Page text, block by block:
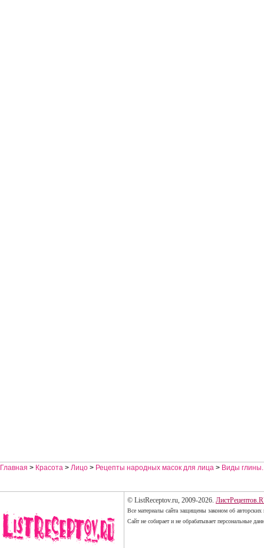
Главная > Красота > Лицо > Рецепты народных масок для лица > Виды
© ListReceptov.ru, 2009-2026.
Все материалы сайта защищены законом об авторских
Сайт не собирает и не обрабатывает персональные